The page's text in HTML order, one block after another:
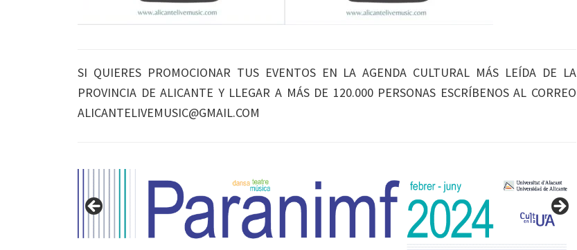
SI QUIERES PROMOCIONAR TUS EVENTOS EN LA AGENDA CULTURAL MÁS LEÍDA DE LA
PROVINCIA DE ALICANTE Y LLEGAR A MÁS DE 120.000 PERSONAS ESCRÍBENOS AL CORREO
ALICANTELIVEMUSIC@GMAIL.COM